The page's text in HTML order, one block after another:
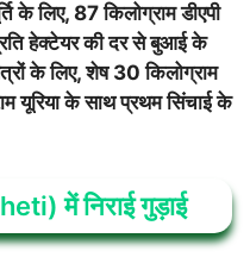
के लिए, 87 किलोग्राम डीएपी
हेक्टेयर की दर से बुआई के
के लिए, शेष 30 किलोग्राम
यूरिया के साथ प्रथम सिंचाई के
में निराई गुड़ाई